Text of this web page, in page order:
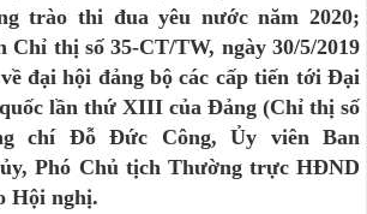
trào thi đua yêu nước năm 2020;
Chỉ thị số 35-CT/TW, ngày 30/5/2019
đại hội đảng bộ các cấp tiến tới Đại
lần thứ XIII của Đảng (Chỉ thị số
chí Đỗ Đức Công, Ủy viên Ban
Phó Chủ tịch Thường trực HĐND
Hội nghị.